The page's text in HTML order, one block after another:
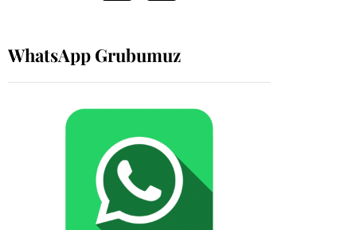
WhatsApp Grubumuz